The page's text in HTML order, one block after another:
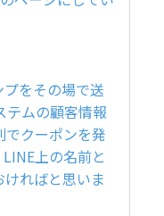
をその場で送
テムの顧客情報
でクーポンを発
上の名前と
ればと思いま